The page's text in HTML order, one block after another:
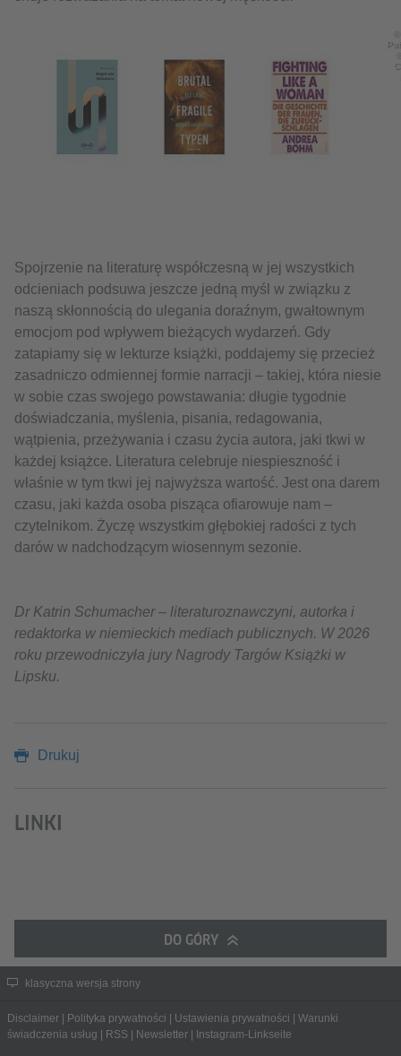
Spojrzenie na literaturę współczesną w jej wszystkich
odcieniach podsuwa jeszcze jedną myśl w związku z
naszą skłonnością do ulegania doraźnym, gwałtownym
emocjom pod wpływem bieżących wydarzeń. Gdy
zatapiamy się w lekturze książki, poddajemy się przecież
zasadniczo odmiennej formie narracji – takiej, która niesie
w sobie czas swojego powstawania: długie tygodnie
doświadczania, myślenia, pisania, redagowania,
wątpienia, przeżywania i czasu życia autora, jaki tkwi w
każdej książce. Literatura celebruje niespieszność i
właśnie w tym tkwi jej najwyższa wartość. Jest ona darem
czasu, jaki każda osoba pisząca ofiarowuje nam –
czytelnikom. Życzę wszystkim głębokiej radości z tych
darów w nadchodzącym wiosennym sezonie.
Dr Katrin Schumacher – literaturoznawczyni, autorka i
redaktorka w niemieckich mediach publicznych. W 2026
roku przewodniczyła jury Nagrody Targów Książki w
Lipsku.
Drukuj
LINKI
DO GÓRY
klasyczna wersja strony
Disclaimer Polityka prywatności Ustawienia prywatności
Warunki
świadczenia usług
RSS Newsletter Instagram-Linkseite